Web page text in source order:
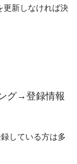
更新しなければ決
グ→登録情報
している方は多